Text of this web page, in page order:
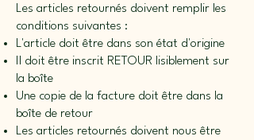
Les articles retournés doivent remplir les
conditions suivantes :
L'article doit être dans son état d'origine
Il doit être inscrit RETOUR lisiblement sur
la boîte
Une copie de la facture doit être dans la
boîte de retour
Les articles retournés doivent nous être